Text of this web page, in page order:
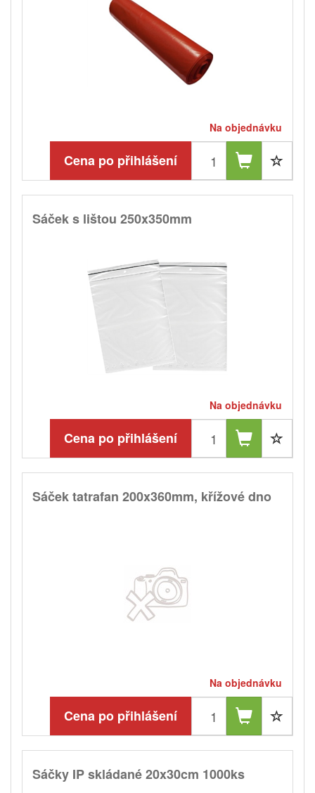
Na objednávku
Cena po přihlášení
Sáček s lištou 250x350mm
Na objednávku
Cena po přihlášení
Sáček tatrafan 200x360mm, křížové dno
Na objednávku
Cena po přihlášení
Sáčky IP skládané 20x30cm 1000ks